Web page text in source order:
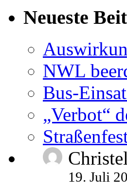
Neueste
NWL
Bus-
„Verbot“
19. Juli